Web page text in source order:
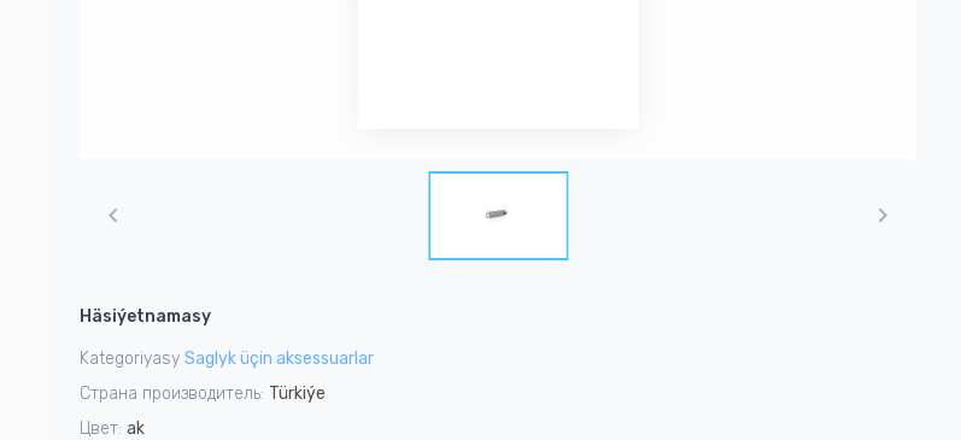
1
Häsiýetnamasy
Kategoriyasy Saglyk üçin aksessuarlar
Страна производитель: Türkiýe
Цвет: ak